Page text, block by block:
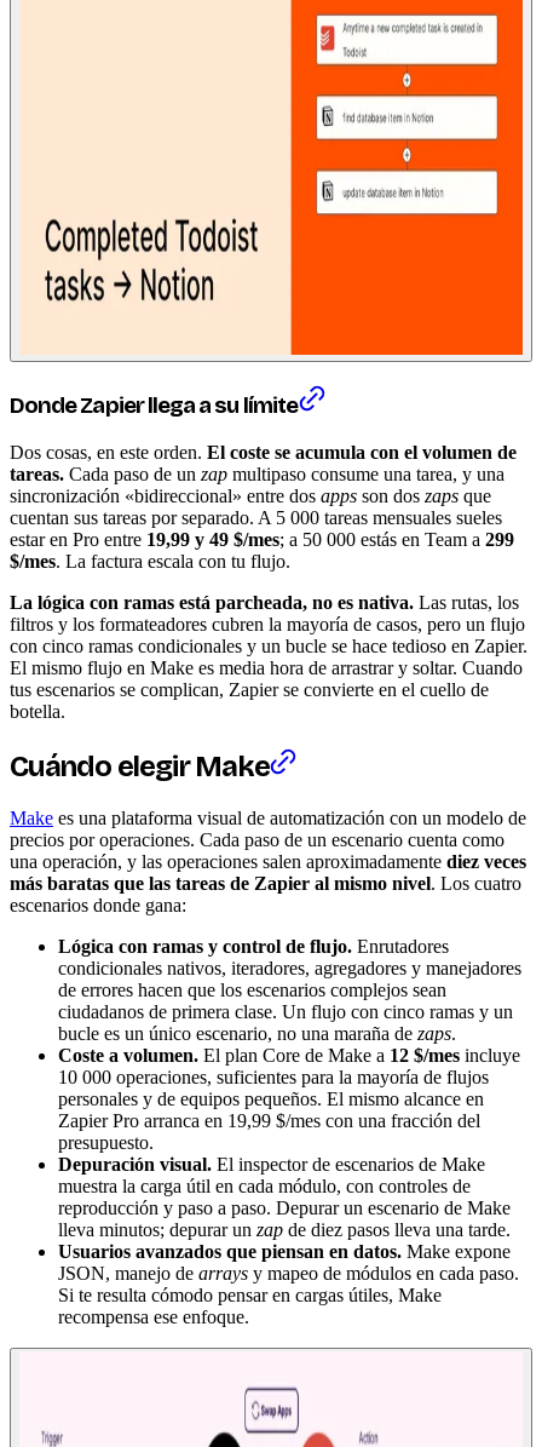
Donde Zapier llega a su límite
Dos cosas, en este orden. El coste se acumula con el volumen de
tareas. Cada paso de un zap multipaso consume una tarea, y una
sincronización «bidireccional» entre dos apps son dos zaps que
cuentan sus tareas por separado. A 5 000 tareas mensuales sueles
estar en Pro entre 19,99 y 49 $/mes; a 50 000 estás en Team a 299
$/mes. La factura escala con tu flujo.
La lógica con ramas está parcheada, no es nativa. Las rutas, los
filtros y los formateadores cubren la mayoría de casos, pero un flujo
con cinco ramas condicionales y un bucle se hace tedioso en Zapier.
El mismo flujo en Make es media hora de arrastrar y soltar. Cuando
tus escenarios se complican, Zapier se convierte en el cuello de
botella.
Cuándo elegir Make
Make es una plataforma visual de automatización con un modelo de
precios por operaciones. Cada paso de un escenario cuenta como
una operación, y las operaciones salen aproximadamente diez veces
más baratas que las tareas de Zapier al mismo nivel. Los cuatro
escenarios donde gana:
Lógica con ramas y control de flujo. Enrutadores
condicionales nativos, iteradores, agregadores y manejadores
de errores hacen que los escenarios complejos sean
ciudadanos de primera clase. Un flujo con cinco ramas y un
bucle es un único escenario, no una maraña de zaps.
Coste a volumen. El plan Core de Make a 12 $/mes incluye
10 000 operaciones, suficientes para la mayoría de flujos
personales y de equipos pequeños. El mismo alcance en
Zapier Pro arranca en 19,99 $/mes con una fracción del
presupuesto.
Depuración visual. El inspector de escenarios de Make
muestra la carga útil en cada módulo, con controles de
reproducción y paso a paso. Depurar un escenario de Make
lleva minutos; depurar un zap de diez pasos lleva una tarde.
Usuarios avanzados que piensan en datos. Make expone
JSON, manejo de arrays y mapeo de módulos en cada paso.
Si te resulta cómodo pensar en cargas útiles, Make
recompensa ese enfoque.